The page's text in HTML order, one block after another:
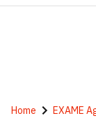
Home EXAME